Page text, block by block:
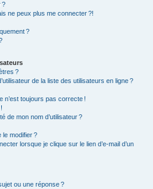
?
ne peux plus me connecter ?!
?
?
de la liste des utilisateurs en ligne ?
n’est toujours pas correcte !
de mon nom d’utilisateur ?
le modifier ?
lorsque je clique sur le lien d’e-mail d’un
ou une réponse ?